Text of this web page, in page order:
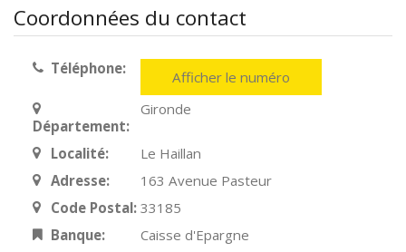
Coordonnées du contact
Téléphone: Afficher le numéro
Département:
Gironde
Localité:
Le Haillan
Adresse:
163 Avenue Pasteur
Code Postal: 33185
Banque:
Caisse d'Epargne